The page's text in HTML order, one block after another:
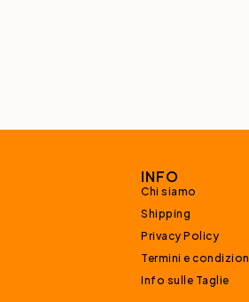
INFO
Chi siamo
Shipping
Privacy Policy
Termini e
Info sulle Taglie